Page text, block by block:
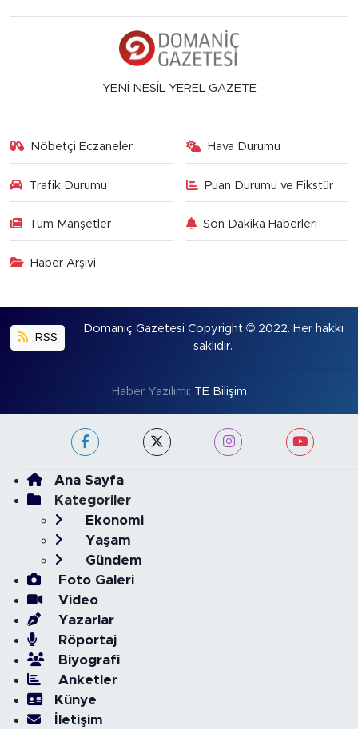
YENİ NESİL YEREL GAZETE
Nöbetçi Eczaneler Hava Durumu
Trafik Durumu Puan Durumu ve Fikstür
Tüm Manşetler Son Dakika Haberleri
Haber Arşivi
RSS
Domaniç Gazetesi Copyright © 2022. Her hakkı
saklıdır.
Haber Yazılımı: TE Bilişim
Ana Sayfa
Kategoriler
Ekonomi
Yaşam
Gündem
Foto Galeri
Video
Yazarlar
Röportaj
Biyografi
Anketler
Künye
İletişim